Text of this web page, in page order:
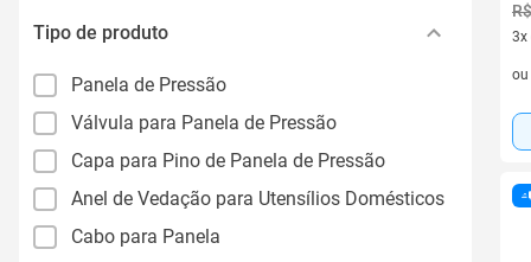
Tipo de produto
Panela de Pressão
Válvula para Panela de Pressão
Capa para Pino de Panela de Pressão
Anel de Vedação para Utensílios Domésticos
Cabo para Panela
3x
3
ou